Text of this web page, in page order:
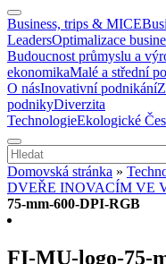
Business, trips & MICE
LeadersOptimalizace
Budoucnost průmyslu a
ekonomikaMalé a střední
O násInovativní podnikání
podnikyDiverzita
TechnologieEkologické
Domovská stránka »
DVEŘE INOVACÍM VE
75-mm-600-DPI-RGB
FI-MU-logo-75-